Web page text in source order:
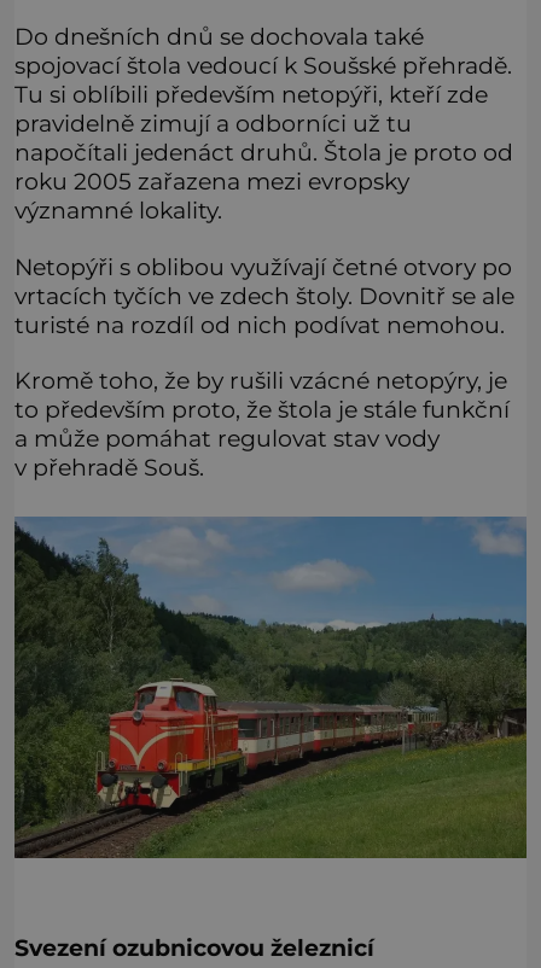
Do dnešních dnů se dochovala také
spojovací štola vedoucí k Soušské přehradě.
Tu si oblíbili především netopýři, kteří zde
pravidelně zimují a odborníci už tu
napočítali jedenáct druhů. Štola je proto od
roku 2005 zařazena mezi evropsky
významné lokality.
Netopýři s oblibou využívají četné otvory po
vrtacích tyčích ve zdech štoly. Dovnitř se ale
turisté na rozdíl od nich podívat nemohou.
Kromě toho, že by rušili vzácné netopýry, je
to především proto, že štola je stále funkční
a může pomáhat regulovat stav vody
v přehradě Souš.
Svezení ozubnicovou železnicí